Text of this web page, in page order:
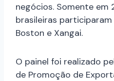
negócios. Somente em
brasileiras
Boston e Xangai.
O painel foi realizado
de Promoção de